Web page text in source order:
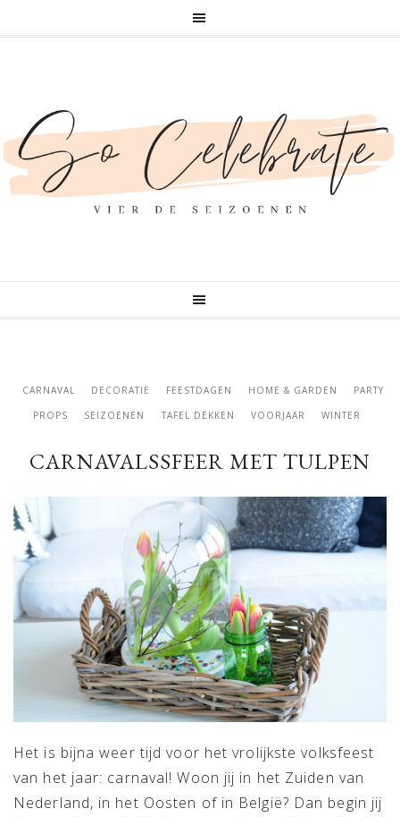
CARNAVAL DECORATIE FEESTDAGEN HOME & GARDEN
PARTY
PROPS
SEIZOENEN TAFEL DEKKEN VOORJAAR WINTER
CARNAVALSSFEER MET TULPEN
Het is bijna weer tijd voor het vrolijkste volksfeest
van het jaar: carnaval! Woon jij in het Zuiden van
Nederland, in het Oosten of in België? Dan begin jij